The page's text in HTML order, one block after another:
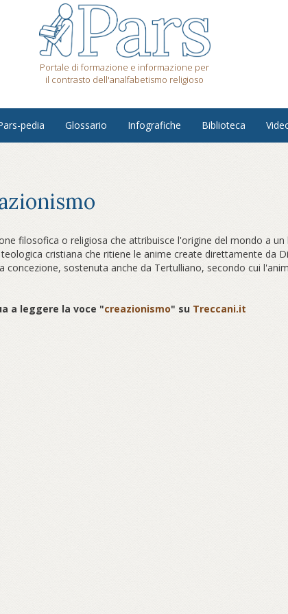
Portale di formazione e informazione per
il contrasto dell'analfabetismo religioso
pedia Glossario Infografiche Biblioteca
filosofica o religiosa che attribuisce l'origine del mondo a
cristiana che ritiene le anime create direttamente da
concezione, sostenuta anche da Tertulliano, secondo cui
a leggere la voce "creazionismo" su Treccani.it